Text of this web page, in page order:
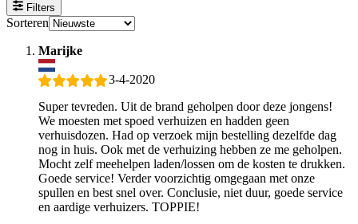
Filters
Sorteren
Marijke
3-4-2020
Super tevreden. Uit de brand geholpen door deze jongens!
We moesten met spoed verhuizen en hadden geen
verhuisdozen. Had op verzoek mijn bestelling dezelfde dag
nog in huis. Ook met de verhuizing hebben ze me geholpen.
Mocht zelf meehelpen laden/lossen om de kosten te drukken.
Goede service! Verder voorzichtig omgegaan met onze
spullen en best snel over. Conclusie, niet duur, goede service
en aardige verhuizers. TOPPIE!